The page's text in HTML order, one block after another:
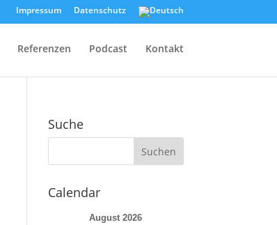
Impressum Datenschutz
Referenzen Podcast Kontakt
Suche
Calendar
August 2026